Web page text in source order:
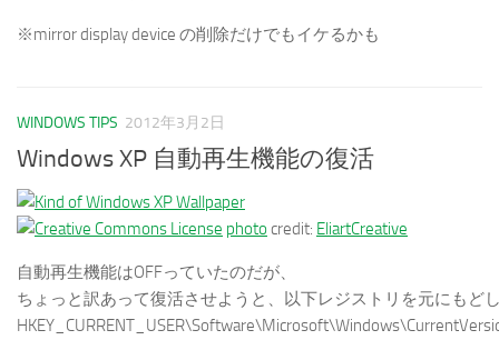
※mirror display device の削除だけでもイケるかも
WINDOWS TIPS 2012年3月2日
Windows XP 自動再生機能の復活
photo credit: EliartCreative
自動再生機能はOFFっていたのだが、
ちょっと訳あって復活させようと、以下レジストリを元にもど